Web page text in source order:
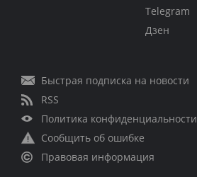
Telegram
Дзен
Быстрая подписка на новости
RSS
Политика конфиденциальности
Сообщить об ошибке
Правовая информация